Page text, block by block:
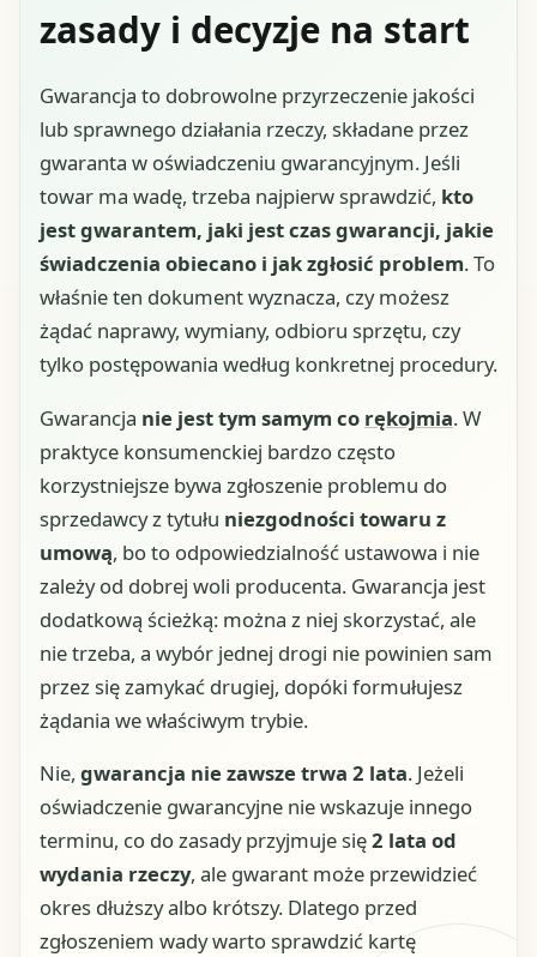
zasady i decyzje na start
Gwarancja to dobrowolne przyrzeczenie jakości
lub sprawnego działania rzeczy, składane przez
gwaranta w oświadczeniu gwarancyjnym. Jeśli
towar ma wadę, trzeba najpierw sprawdzić, kto
jest gwarantem, jaki jest czas gwarancji, jakie
świadczenia obiecano i jak zgłosić problem. To
właśnie ten dokument wyznacza, czy możesz
żądać naprawy, wymiany, odbioru sprzętu, czy
tylko postępowania według konkretnej procedury.
Gwarancja nie jest tym samym co rękojmia. W
praktyce konsumenckiej bardzo często
korzystniejsze bywa zgłoszenie problemu do
sprzedawcy z tytułu niezgodności towaru z
umową, bo to odpowiedzialność ustawowa i nie
zależy od dobrej woli producenta. Gwarancja jest
dodatkową ścieżką: można z niej skorzystać, ale
nie trzeba, a wybór jednej drogi nie powinien sam
przez się zamykać drugiej, dopóki formułujesz
żądania we właściwym trybie.
Nie, gwarancja nie zawsze trwa 2 lata. Jeżeli
oświadczenie gwarancyjne nie wskazuje innego
terminu, co do zasady przyjmuje się2 lata od
wydania rzeczy, ale gwarant może przewidzieć
okres dłuższy albo krótszy. Dlatego przed
zgłoszeniem wady warto sprawdzić kartę